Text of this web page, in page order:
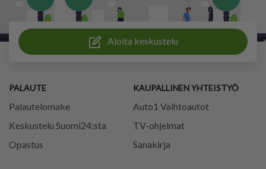
Aloita keskustelu
PALAUTE
Palautelomake
Keskustelu Suomi24:sta
Opastus
KAUPALLINEN YHTEISTYÖ
Auto1 Vaihtoautot
TV-ohjelmat
Sanakirja